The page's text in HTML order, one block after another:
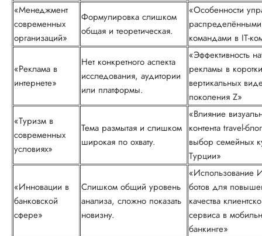
«Менеджмент
современных
организаций»
Формулировка слишком
общая и теоретическая.
«Особенности
распределёнными
командами в IT-
«Реклама в
интернете»
Нет конкретного аспекта
исследования, аудитории
или платформы.
«Эффективность
рекламы в
вертикальных
поколения Z»
«Туризм в
современных
условиях»
Тема размытая и слишком
широкая по охвату.
«Влияние
контента travel-
выбор семейных
Турции»
«Инновации в
банковской
сфере»
Слишком общий уровень
анализа, сложно показать
новизну.
«Использование
ботов для
качества
сервиса в
банкинге»